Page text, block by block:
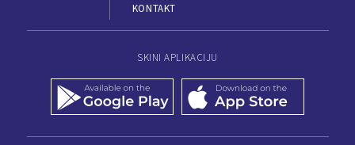
KONTAKT
SKINI APLIKACIJU